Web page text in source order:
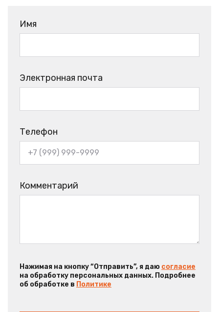
Имя
Электронная почта
Телефон
Комментарий
Нажимая на кнопку “Отправить”, я даю согласие
на обработку персональных данных. Подробнее
об обработке в Политике